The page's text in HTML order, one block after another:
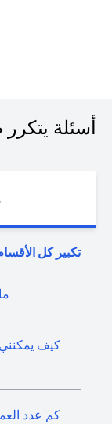
أسئلة
تكبير كل
كيف
كم عدد